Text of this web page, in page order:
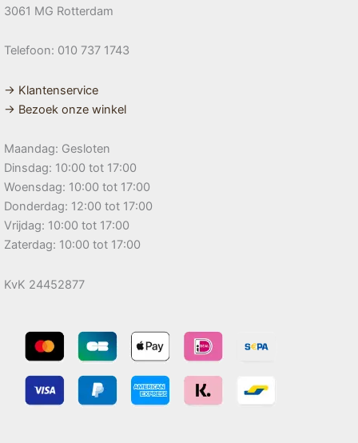
3061 MG Rotterdam
Telefoon: 010 737 1743
→ Klantenservice
→ Bezoek onze winkel
Maandag: Gesloten
Dinsdag: 10:00 tot 17:00
Woensdag: 10:00 tot 17:00
Donderdag: 12:00 tot 17:00
Vrijdag: 10:00 tot 17:00
Zaterdag: 10:00 tot 17:00
KvK 24452877